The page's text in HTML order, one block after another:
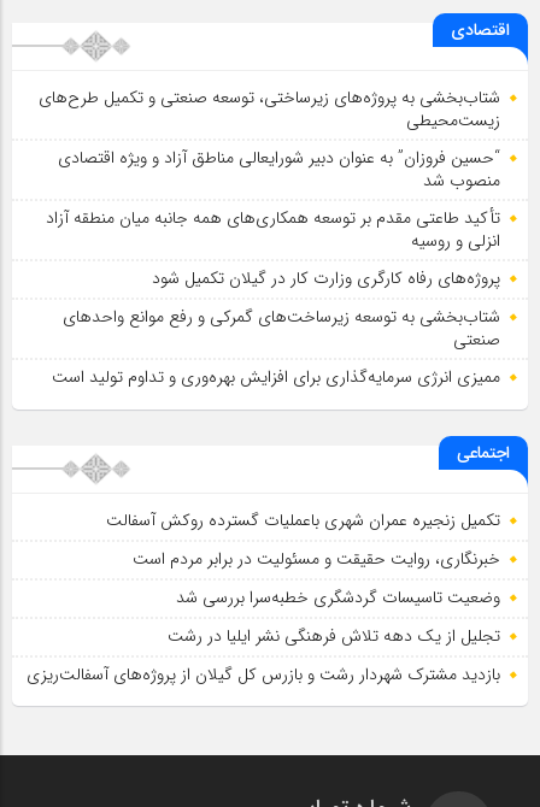
اقتصادی
شتاب‌بخشی به پروژه‌های زیرساختی، توسعه صنعتی و تکمیل طرح‌های
زیست‌محیطی
“حسین فروزان” به عنوان دبیر شورایعالی مناطق آزاد و ویژه اقتصادی
منصوب شد
تأكید طاعتی مقدم بر توسعه همكاری‌های همه جانبه میان منطقه آزاد
انزلی و روسیه
پروژه‌های رفاه کارگری وزارت کار در گیلان تکمیل شود
شتاب‌بخشی به توسعه زیرساخت‌های گمركی و رفع موانع واحدهای
صنعتی
ممیزی انرژی سرمایه‌گذاری برای افزایش بهره‌وری و تداوم تولید است
اجتماعی
تکمیل زنجیره عمران شهری باعملیات گسترده روکش آسفالت
خبرنگاری، روایت حقیقت و مسئولیت‌ در برابر مردم است
وضعیت تاسیسات گردشگری خطبه‌سرا بررسی شد
تجلیل از یک دهه تلاش فرهنگی نشر ایلیا در رشت
بازدید مشترک شهردار رشت و بازرس کل گیلان از پروژه‌های آسفالت‌ریزی